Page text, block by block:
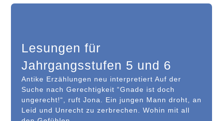
Lesungen für
Jahrgangsstufen 5 und 6
Antike Erzählungen neu interpretiert Auf der
Suche nach Gerechtigkeit “Gnade ist doch
ungerecht!“, ruft Jona. Ein jungen Mann droht, an
Leid und Unrecht zu zerbrechen. Wohin mit all